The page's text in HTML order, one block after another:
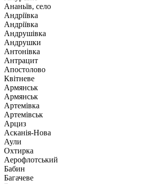
Ананьїв, село
Андріївка
Андріївка
Андрушівка
Андрушки
Антонівка
Антрацит
Апостолово
Квітневе
Армянськ
Армянськ
Артемівка
Артемівськ
Арциз
Асканія-Нова
Аули
Охтирка
Аерофлотський
Бабин
Багачеве